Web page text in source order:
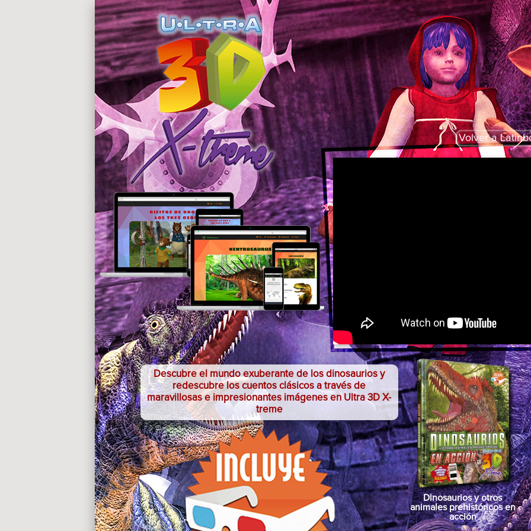
Volver a
Dinosaurios y otros
animales prehistóricos en
acción
Descubre el mundo exuberante de los dinosaurios y
redescubre los cuentos clásicos a través de
maravillosas e impresionantes imágenes en Ultra 3D X-
treme